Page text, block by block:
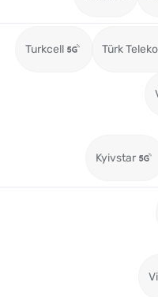
Turkcell Türk
Kyivstar